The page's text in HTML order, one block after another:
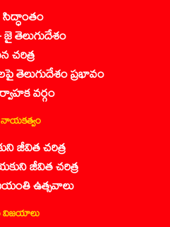
తెలుగుదేశం
చరిత్ర
ప్రభావం
వర్గం
జీవిత చరిత్ర
జీవిత చరిత్ర
ఉత్సవాలు